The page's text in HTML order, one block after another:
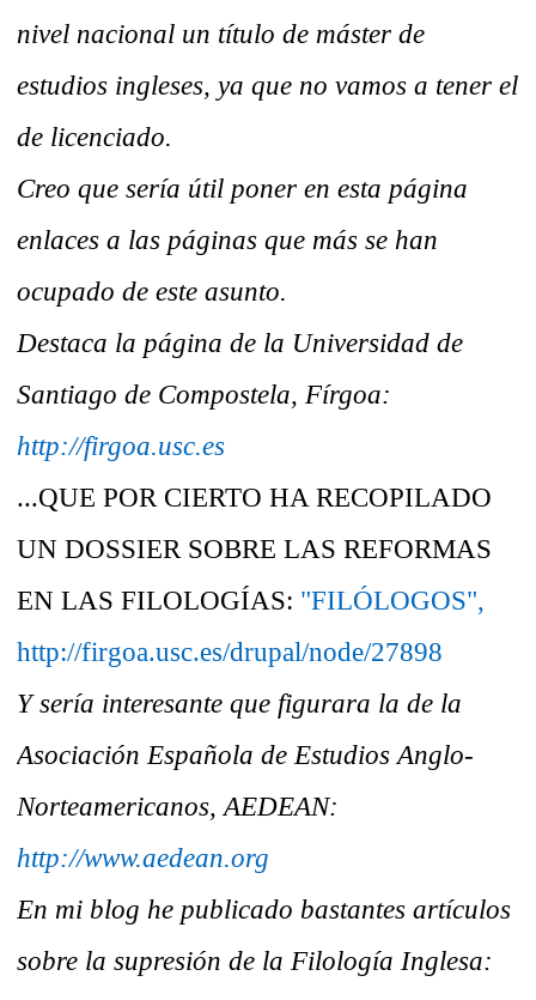
nivel nacional un título de máster de
estudios ingleses, ya que no vamos a tener el
de licenciado.
Creo que sería útil poner en esta página
enlaces a las páginas que más se han
ocupado de este asunto.
Destaca la página de la Universidad de
Santiago de Compostela, Fírgoa:
http://firgoa.usc.es
...QUE POR CIERTO HA RECOPILADO
UN DOSSIER SOBRE LAS REFORMAS
EN LAS FILOLOGÍAS: "FILÓLOGOS",
http://firgoa.usc.es/drupal/node/27898
Y sería interesante que figurara la de la
Asociación Española de Estudios Anglo-
Norteamericanos, AEDEAN:
http://www.aedean.org
En mi blog he publicado bastantes artículos
sobre la supresión de la Filología Inglesa: